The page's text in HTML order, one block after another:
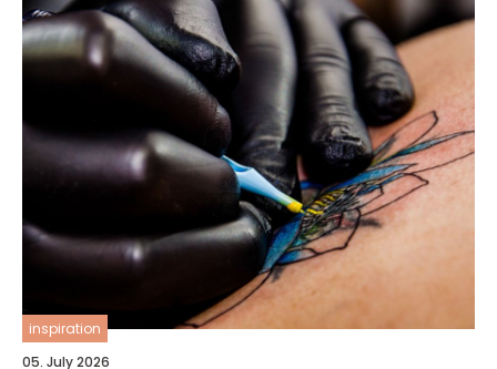
inspiration
05. July 2026